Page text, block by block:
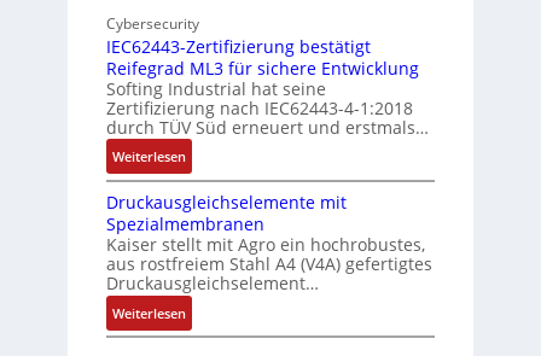
g
e
d
u
t
r
i
e
-
P
C
l
ä
s
s
b
i
f
u
n
k
m
o
d
u
l
e
b
Cybersecurity
IEC62443-Zertifizierung bestätigt
Reifegrad ML3 für sichere Entwicklung
Softing Industrial hat seine
Zertifizierung nach IEC62443-4-1:2018
durch TÜV Süd erneuert und erstmals…
Weiterlesen:
I
E
C
6
2
4
4
3
Druckausgleichselemente mit
Spezialmembranen
Kaiser stellt mit Agro ein hochrobustes,
aus rostfreiem Stahl A4 (V4A) gefertigtes
Druckausgleichselement…
Weiterlesen:
D